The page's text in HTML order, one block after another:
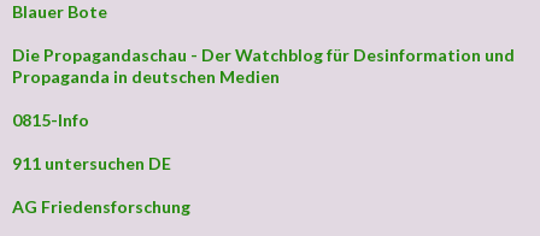
Blauer Bote
Die Propagandaschau - Der Watchblog für Desinformation und
Propaganda in deutschen Medien
0815-Info
911 untersuchen DE
AG Friedensforschung